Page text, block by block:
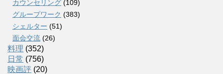
カウンセリング (109)
グループワーク (383)
シェルター (51)
面会交流 (26)
料理 (352)
日常 (756)
映画評 (20)